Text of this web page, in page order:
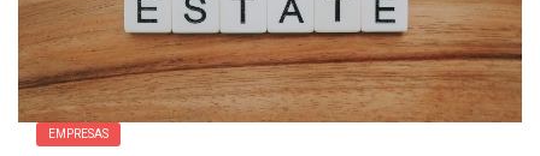
EMPRESAS